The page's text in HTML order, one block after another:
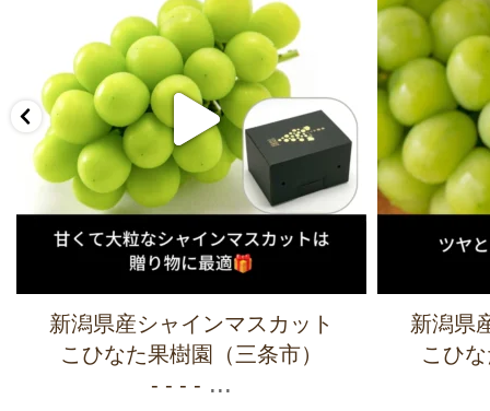
新潟県産シャインマスカット
こひなた果樹園（三条市）
- - - - ...
新潟県
こひ